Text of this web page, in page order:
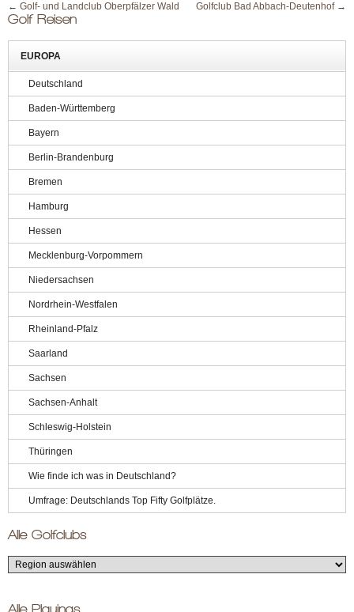
← Golf- und Landclub Oberpfälzer Wald Golfclub Bad Abbach-Deutenhof →
Golf Reisen
EUROPA
Deutschland
Baden-Württemberg
Bayern
Berlin-Brandenburg
Bremen
Hamburg
Hessen
Mecklenburg-Vorpommern
Niedersachsen
Nordrhein-Westfalen
Rheinland-Pfalz
Saarland
Sachsen
Sachsen-Anhalt
Schleswig-Holstein
Thüringen
Wie finde ich was in Deutschland?
Umfrage: Deutschlands Top Fifty Golfplätze.
Alle Golfclubs